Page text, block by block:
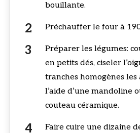
bouillante.
Préchauffer le four à
Préparer les légumes:
en petits dés, ciseler
tranches homogènes les
l’aide d’une mandoline
couteau céramique.
Faire cuire une dizaine